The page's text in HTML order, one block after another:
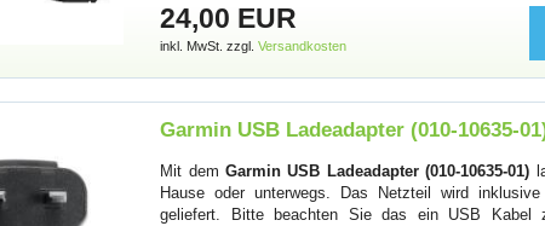
24,00 EUR
inkl. MwSt. zzgl.Versandkosten
Garmin USB Ladeadapter (010-10635-
Mit demGarmin USB Ladeadapter (010-10635-01)
Hause oder unterwegs. Das Netzteil wird
geliefert. Bitte beachten Sie das ein USB Kabel